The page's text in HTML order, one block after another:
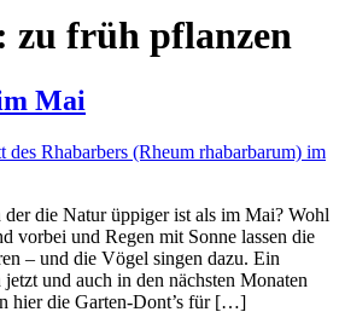
zu früh pflanzen
Mai
der die Natur üppiger ist als im Mai? Wohl
vorbei und Regen mit Sonne lassen die
– und die Vögel singen dazu. Ein
und auch in den nächsten Monaten
hier die Garten-Dont’s für […]